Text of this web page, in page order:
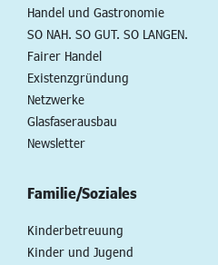
Handel und Gastronomie
SO NAH. SO GUT. SO LANGEN.
Fairer Handel
Existenzgründung
Netzwerke
Glasfaserausbau
Newsletter
Familie/Soziales
Kinderbetreuung
Kinder und Jugend